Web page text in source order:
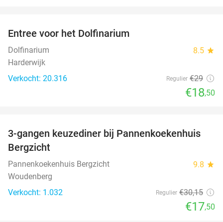
Entree voor het Dolfinarium
Dolfinarium 8.5 star
Harderwijk
Verkocht: 20.316
Regulier €29
€18,50
42%
3-gangen keuzediner bij Pannenkoekenhuis
Bergzicht
Pannenkoekenhuis Bergzicht 9.8 star
Woudenberg
Verkocht: 1.032
Regulier €30,15
€17,50